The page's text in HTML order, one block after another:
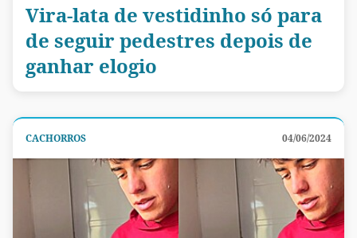
Vira-lata de vestidinho só para
de seguir pedestres depois de
ganhar elogio
CACHORROS 04/06/2024